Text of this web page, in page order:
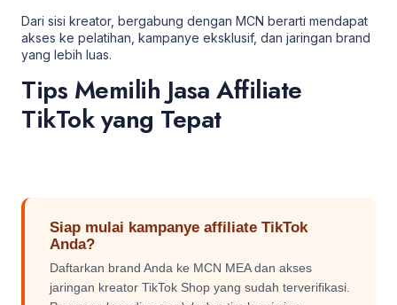
Dari sisi kreator, bergabung dengan MCN berarti mendapat
akses ke pelatihan, kampanye eksklusif, dan jaringan brand
yang lebih luas.
Tips Memilih Jasa Affiliate
TikTok yang Tepat
Siap mulai kampanye affiliate TikTok
Anda?
Daftarkan brand Anda ke MCN MEA dan akses
jaringan kreator TikTok Shop yang sudah terverifikasi.